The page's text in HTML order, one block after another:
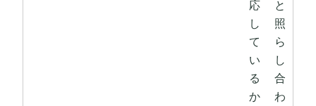
応
し
て
い
る
か
と
照
ら
し
合
わ